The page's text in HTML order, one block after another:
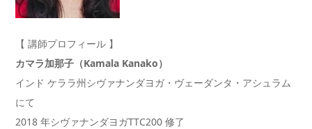
【 講師プロフィール 】
カマラ加那子（Kamala Kanako）
インド ケララ州シヴァナンダヨガ・ヴェーダンタ・アシュラム
にて
2018 年シヴァナンダヨガTTC200 修了